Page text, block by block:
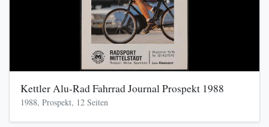
Kettler Alu-Rad Fahrrad Journal Prospekt 1988
1988, Prospekt, 12 Seiten